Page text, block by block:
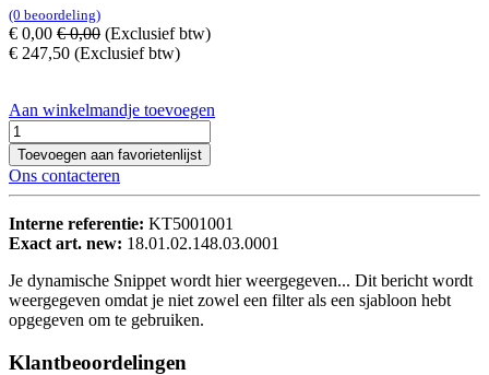
(0 beoordeling)
€ 0,00 €0,00 (Exclusief btw)
€ 247,50 (Exclusief btw)
Aan winkelmandje toevoegen
Toevoegen aan favorietenlijst
Ons contacteren
Interne referentie: KT5001001
Exact art. new: 18.01.02.148.03.0001
Je dynamische Snippet wordt hier weergegeven... Dit bericht wordt
weergegeven omdat je niet zowel een filter als een sjabloon hebt
opgegeven om te gebruiken.
Klantbeoordelingen